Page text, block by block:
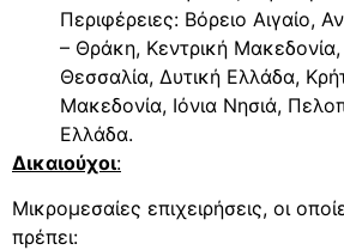
Περιφέρειες: Βόρειο Αιγαίο,
– Θράκη, Κεντρική
Θεσσαλία, Δυτική Ελλάδα,
Μακεδονία, Ιόνια Νησιά,
Ελλάδα.
Δικαιούχοι:
Μικρομεσαίες επιχειρήσεις, οι
πρέπει: